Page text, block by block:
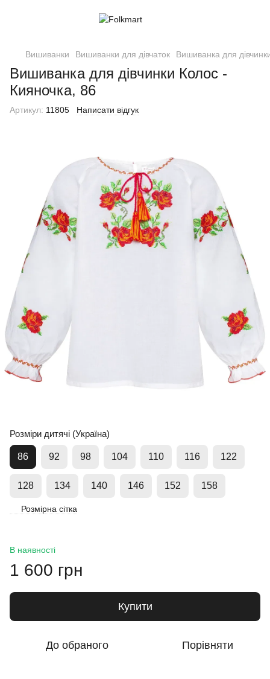
Вишиванки Вишиванки для дівчаток Вишиванка для
Вишиванка для дівчинки Колос -
Кияночка, 86
Артикул: 11805 Написати відгук
Розміри дитячі (Україна)
86 92 98 104 110 116 122
128 134 140 146 152 158
Розмірна сітка
В наявності
1 600 грн
Купити
До обраного Порівняти